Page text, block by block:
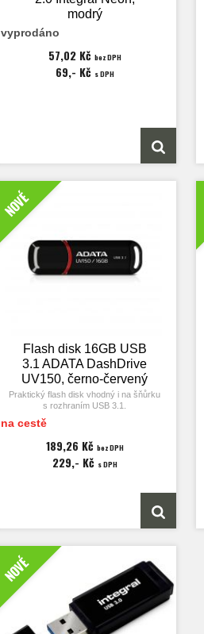
modrý
vyprodáno
57,02 Kč bez DPH
69,- Kč s DPH
NOVÉ
Flash disk 16GB USB
3.1 ADATA DashDrive
UV150, černo-červený
Praktický flash disk vhodný i na šňůrku
s rozhraním USB 3.1.
Zpětně kompatibilní s rozhraním USB 2.0
Rychlost čtení až 90MB/s, rychlost zápisu
až 20MB/s.
na cestě
189,26 Kč bez DPH
229,- Kč s DPH
NOVÉ